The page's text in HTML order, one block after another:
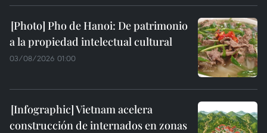
Pho de Hanoi: De patrimonio
a la propiedad intelectual cultural
03/08/2026 01:00
Vietnam acelera
construcción de internados en zonas